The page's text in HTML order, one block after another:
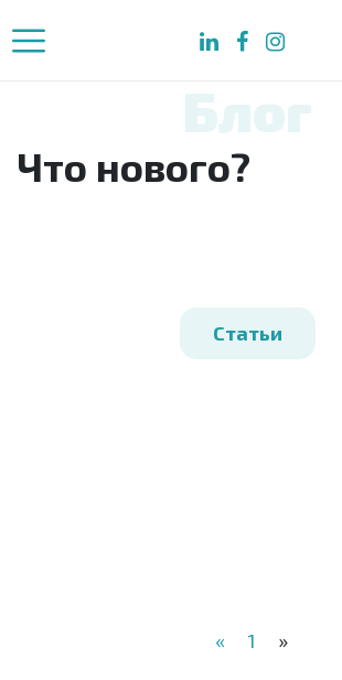
Что нового?
Статьи
« 1 »